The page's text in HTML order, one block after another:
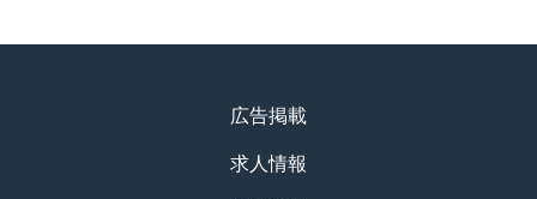
広告掲載
求人情報